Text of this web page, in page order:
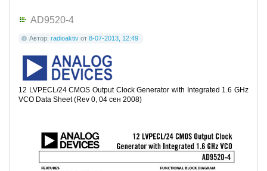
AD9520-4
Автор: radioaktiv от 8-07-2013, 12:49
12 LVPECL/24 CMOS Output Clock Generator with Integrated 1.6 GHz
VCO Data Sheet (Rev 0, 04 сен 2008)